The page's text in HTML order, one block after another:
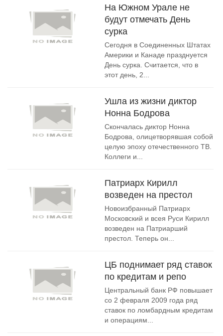
На Южном Урале не
будут отмечать День
сурка
Сегодня в Соединенных Штатах
Америки и Канаде празднуется
День сурка. Считается, что в
этот день, 2...
Ушла из жизни диктор
Нонна Бодрова
Скончалась диктор Нонна
Бодрова, олицетворявшая собой
целую эпоху отечественного ТВ.
Коллеги и...
Патриарх Кирилл
возведен на престол
Новоизбранный Патриарх
Московский и всея Руси Кирилл
возведен на Патриарший
престол. Теперь он...
ЦБ поднимает ряд ставок
по кредитам и репо
Центральный банк РФ повышает
со 2 февраля 2009 года ряд
ставок по ломбардным кредитам
и операциям...